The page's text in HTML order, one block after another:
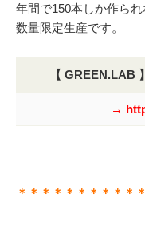
年間で150本しか作られ
数量限定生産です。
【 GREEN.LAB
→
＊＊＊＊＊＊＊＊＊＊